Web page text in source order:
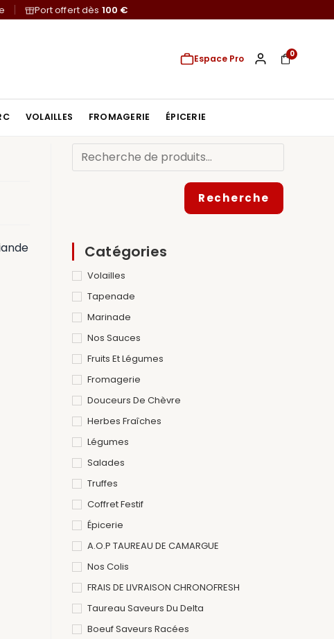
Port offert dès 100 €
Espace Pro 0
VOLAILLES FROMAGERIE ÉPICERIE
Recherche
Catégories
Volailles
Tapenade
Marinade
Nos Sauces
Fruits Et Légumes
Fromagerie
Douceurs De Chèvre
Herbes Fraîches
Légumes
Salades
Truffes
Coffret Festif
Épicerie
A.O.P TAUREAU DE CAMARGUE
Nos Colis
FRAIS DE LIVRAISON CHRONOFRESH
Taureau Saveurs Du Delta
Boeuf Saveurs Racées